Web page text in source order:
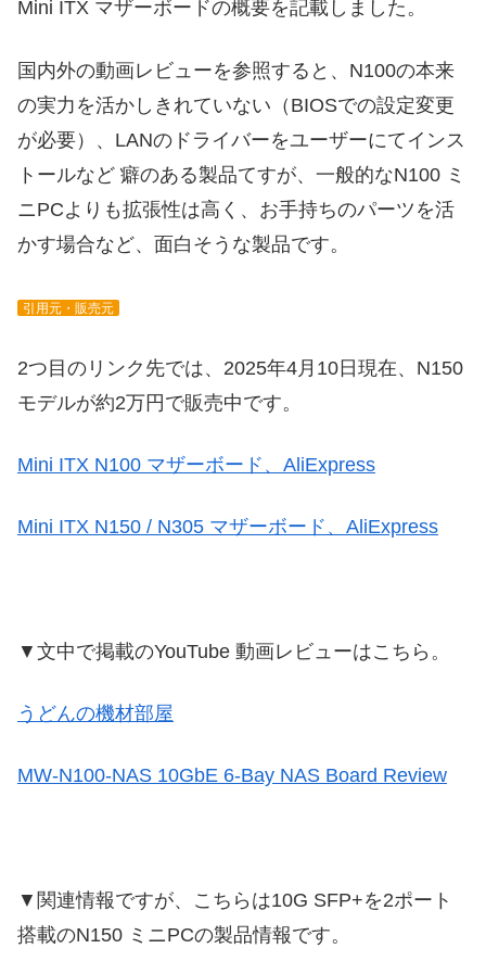
Mini ITX マザーボードの概要を記載しました。
国内外の動画レビューを参照すると、N100の本来
の実力を活かしきれていない（BIOSでの設定変更
が必要）、LANのドライバーをユーザーにてインス
トールなど 癖のある製品てすが、一般的なN100 ミ
ニPCよりも拡張性は高く、お手持ちのパーツを活
かす場合など、面白そうな製品です。
引用元・販売元
2つ目のリンク先では、2025年4月10日現在、N150
モデルが約2万円で販売中です。
Mini ITX N100 マザーボード、AliExpress
Mini ITX N150 / N305 マザーボード、AliExpress
▼文中で掲載のYouTube 動画レビューはこちら。
うどんの機材部屋
MW-N100-NAS 10GbE 6-Bay NAS Board Review
▼関連情報ですが、こちらは10G SFP+を2ポート
搭載のN150 ミニPCの製品情報です。